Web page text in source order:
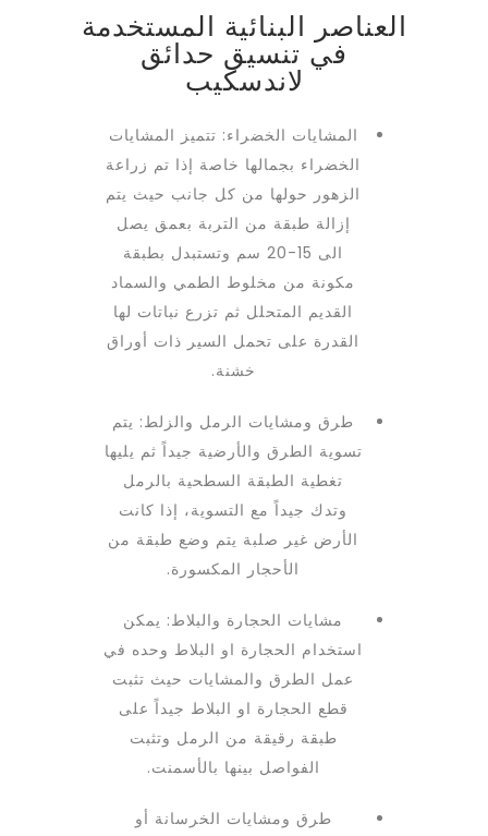
العناصر البنائية المستخدمة
في تنسيق حدائق
لاندسكيب
المشايات الخضراء: تتميز المشايات
الخضراء بجمالها خاصة إذا تم زراعة
الزهور حولها من كل جانب حيث يتم
إزالة طبقة من التربة بعمق يصل
الى 15-20 سم وتستبدل بطبقة
مكونة من مخلوط الطمي والسماد
القديم المتحلل ثم تزرع نباتات لها
القدرة على تحمل السير ذات أوراق
خشنة.
طرق ومشايات الرمل والزلط: يتم
تسوية الطرق والأرضية جيداً ثم يليها
تغطية الطبقة السطحية بالرمل
وتدك جيداً مع التسوية، إذا كانت
الأرض غير صلبة يتم وضع طبقة من
الأحجار المكسورة.
مشايات الحجارة والبلاط: يمكن
استخدام الحجارة او البلاط وحده في
عمل الطرق والمشايات حيث تثبت
قطع الحجارة او البلاط جيداً على
طبقة رقيقة من الرمل وتثبت
الفواصل بينها بالأسمنت.
طرق ومشايات الخرسانة أو